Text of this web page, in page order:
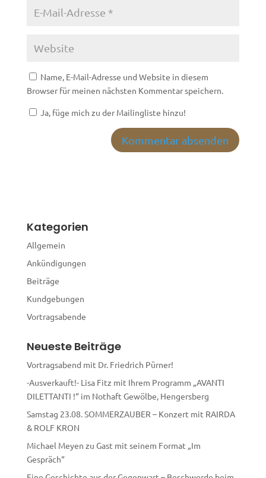
Name, E-Mail-Adresse und Website in diesem
Browser für meinen nächsten Kommentar speichern.
Ja, füge mich zu der Mailingliste hinzu!
n
a
i
v
e
Kategorien
Allgemein
Ankündigungen
Beiträge
Kundgebungen
Vortragsabende
Neueste Beiträge
Vortragsabend mit Dr. Friedrich Pürner!
-Ausverkauft!- Lisa Fitz mit Ihrem Programm „AVANTI
DILETTANTI !“ im Nothaft Gewölbe, Hengersberg
Samstag 23.08. SOMMERZAUBER – Konzert mit RAIRDA
& ROLF KRON
Michael Meyen zu Gast mit seinem Format „Im
Gespräch“